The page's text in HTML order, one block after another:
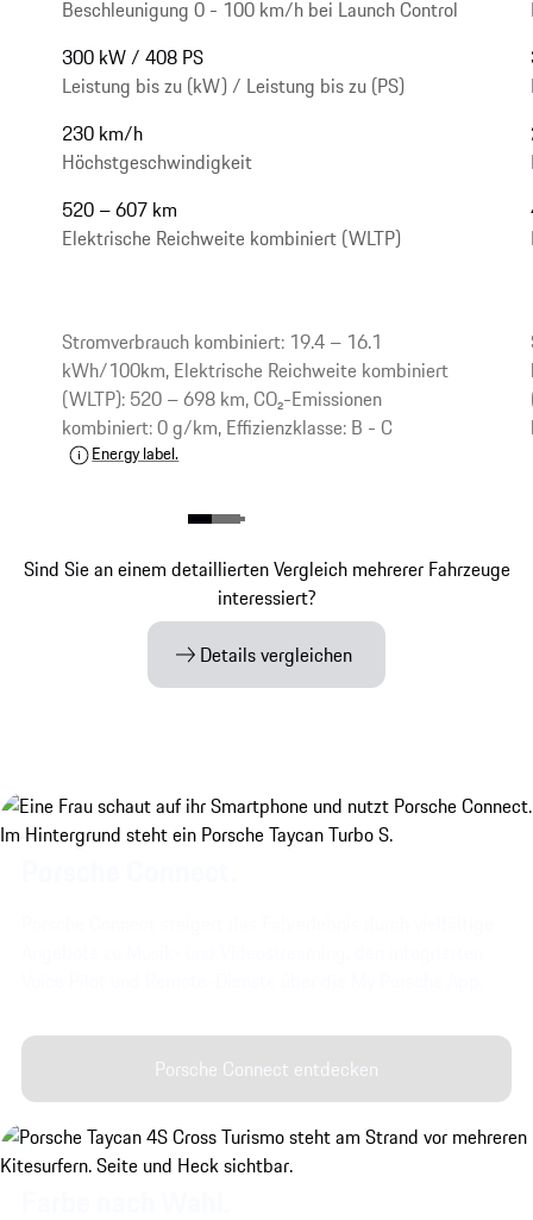
Beschleunigung 0 - 100 km/h bei Launch Control
300 kW / 408 PS
Leistung bis zu (kW) / Leistung bis zu (PS)
230 km/h
Höchstgeschwindigkeit
520 – 607 km
Elektrische Reichweite kombiniert (WLTP)
Stromverbrauch kombiniert: 19.4 – 16.1
kWh/100km, Elektrische Reichweite kombiniert
(WLTP): 520 – 698 km, CO₂-Emissionen
kombiniert: 0 g/km, Effizienzklasse: B - C
Energy label.
Sind Sie an einem detaillierten Vergleich mehrerer Fahrzeuge
interessiert?
Details vergleichen
Porsche Connect entdecken